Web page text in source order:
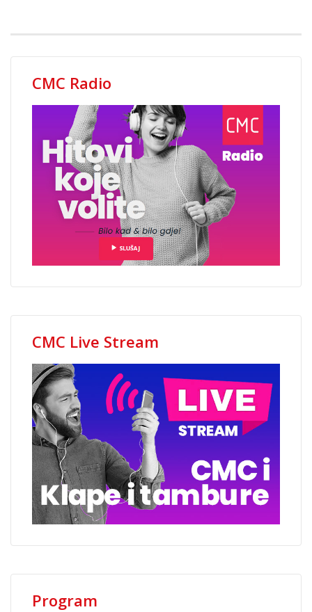
CMC Radio
CMC Live Stream
Program